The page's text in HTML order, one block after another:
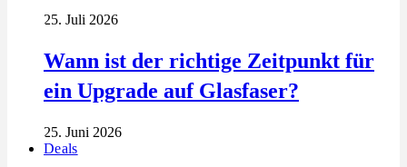
25. Juli 2026
Wann ist der richtige Zeitpunkt für
ein Upgrade auf Glasfaser?
25. Juni 2026
Deals